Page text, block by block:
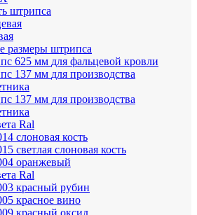
штрипса
размеры штрипса
625 мм для фальцевой кровли
137 мм для производства
137 мм для производства
Ral
слоновая кость
светлая слоновая кость
оранжевый
Ral
красный рубин
красное вино